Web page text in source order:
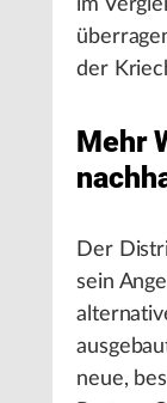
im
der
Mehr
Der
sein
neue,